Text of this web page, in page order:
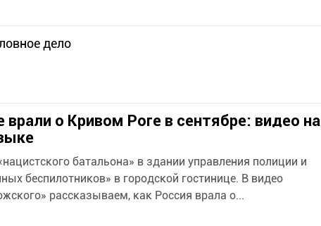
дело
врали о Кривом Роге в сентябре: видео на
батальона» в здании управления полиции и
беспилотников» в городской гостинице. В видео
рассказываем, как Россия врала о...